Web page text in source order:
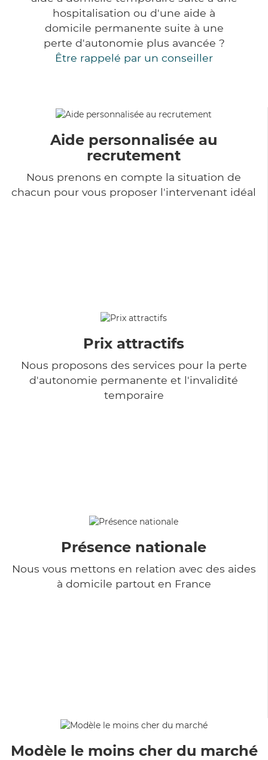
hospitalisation ou d'une aide à
domicile permanente suite à une
perte d'autonomie plus avancée ?
Être rappelé par un conseiller
Aide personnalisée au
recrutement
Nous prenons en compte la situation de
chacun pour vous proposer l'intervenant idéal
Prix attractifs
Nous proposons des services pour la perte
d'autonomie permanente et l'invalidité
temporaire
Présence nationale
Nous vous mettons en relation avec des aides
à domicile partout en France
Modèle le moins cher du marché